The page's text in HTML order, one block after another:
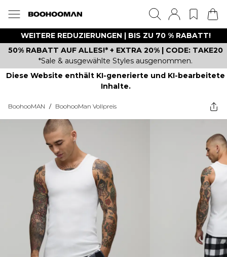
WEITERE REDUZIERUNGEN | BIS ZU 70 % RABATT!
50% RABATT AUF ALLES!* + EXTRA 20% | CODE: TAKE20
*Sale & ausgewählte Styles ausgenommen.
Diese Website enthält KI-generierte und KI-bearbeitete
Inhalte.
BoohooMAN / BoohooMan Vollpreis